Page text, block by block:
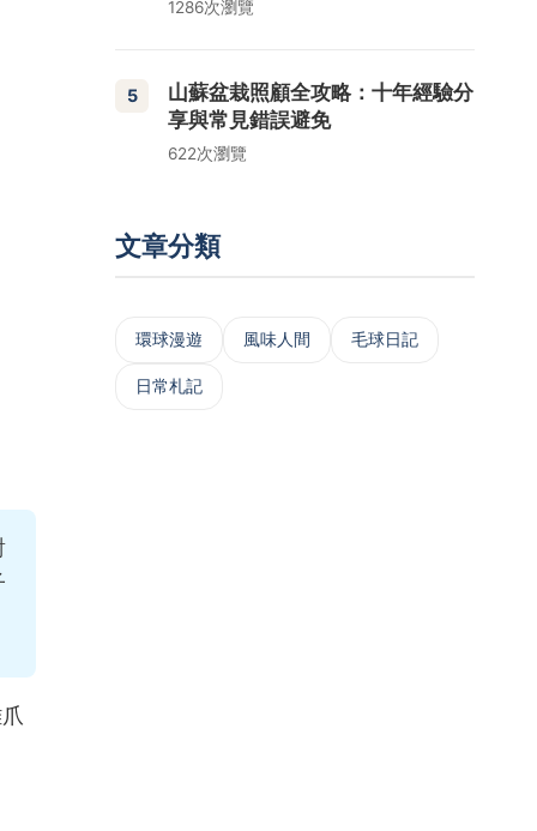
1286次瀏覽
5
山蘇盆栽照顧全攻略：十年經驗分
享與常見錯誤避免
622次瀏覽
文章分類
‌環球漫遊 風味人間 毛球日記
日常札記